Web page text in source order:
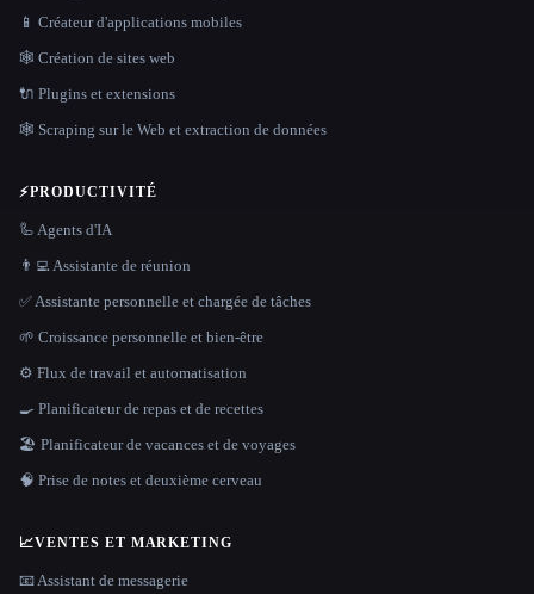
📱 Créateur d'applications mobiles
🕸 Création de sites web
🔌 Plugins et extensions
🕸️ Scraping sur le Web et extraction de données
⚡PRODUCTIVITÉ
🦾 Agents d'IA
👨‍💻 Assistante de réunion
✅ Assistante personnelle et chargée de tâches
🌱 Croissance personnelle et bien-être
⚙️ Flux de travail et automatisation
🍳 Planificateur de repas et de recettes
🏖 Planificateur de vacances et de voyages
🧠 Prise de notes et deuxième cerveau
📈VENTES ET MARKETING
📧 Assistant de messagerie